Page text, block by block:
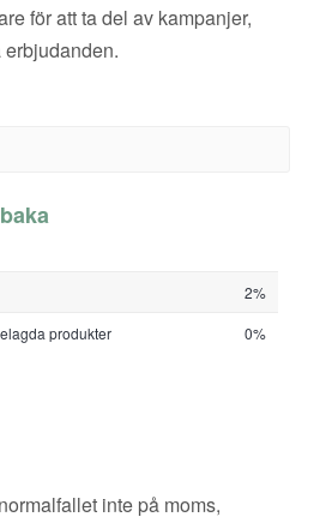
för att ta del av kampanjer,
erbjudanden.
2%
produkter
0%
inte på moms,